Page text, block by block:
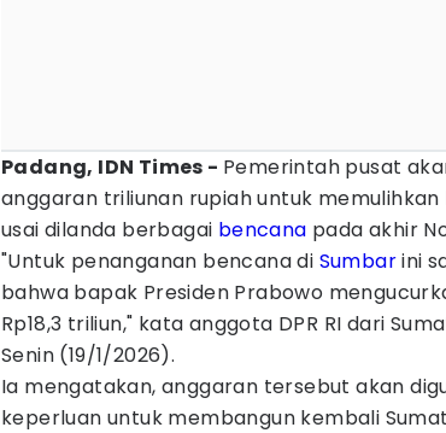
Padang, IDN Times - Pemerintah pusat
anggaran triliunan rupiah untuk
usai dilanda berbagai bencana pada akhir
"Untuk penanganan bencana di Sumbarini
bahwa bapak Presiden Prabowo
Rp18,3 triliun," kata anggota DPR RI dari
Senin (19/1/2026).
Ia mengatakan, anggaran tersebut akan
keperluan untuk membangun kembali